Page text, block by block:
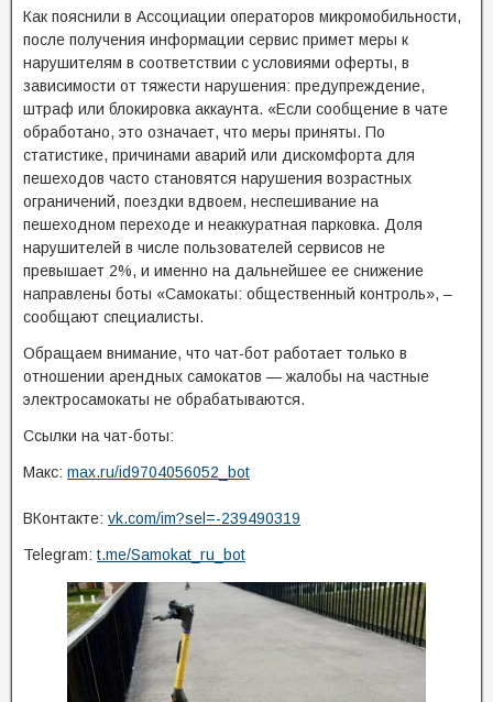
Как пояснили в Ассоциации операторов микромобильности,
после получения информации сервис примет меры к
нарушителям в соответствии с условиями оферты, в
зависимости от тяжести нарушения: предупреждение,
штраф или блокировка аккаунта. «Если сообщение в чате
обработано, это означает, что меры приняты. По
статистике, причинами аварий или дискомфорта для
пешеходов часто становятся нарушения возрастных
ограничений, поездки вдвоем, неспешивание на
пешеходном переходе и неаккуратная парковка. Доля
нарушителей в числе пользователей сервисов не
превышает 2%, и именно на дальнейшее ее снижение
направлены боты «Самокаты: общественный контроль», –
сообщают специалисты.
Обращаем внимание, что чат-бот работает только в
отношении арендных самокатов — жалобы на частные
электросамокаты не обрабатываются.
Ссылки на чат-боты:
Макс: max.ru/id9704056052_bot
ВКонтакте: vk.com/im?sel=-239490319
Telegram: t.me/Samokat_ru_bot